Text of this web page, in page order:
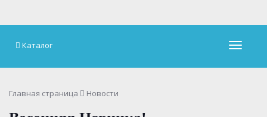
Каталог
Главная страница Новости